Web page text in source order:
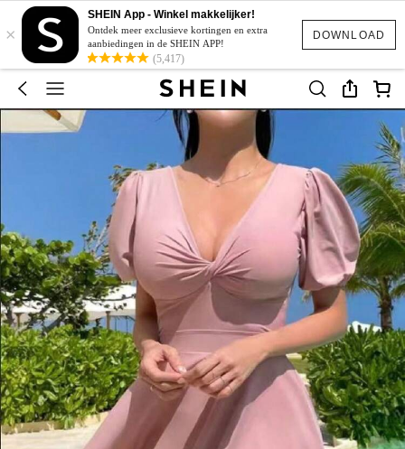
DOWNLOAD
×
SHEIN App - Winkel makkelijker!
Ontdek meer exclusieve kortingen en extra
aanbiedingen in de SHEIN APP!
(5,417)